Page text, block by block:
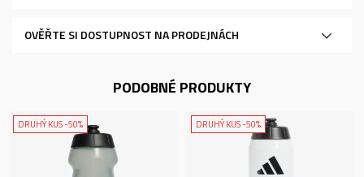
OVĚŘTE SI DOSTUPNOST NA PRODEJNÁCH
PODOBNÉ PRODUKTY
DRUHÝ KUS -50% DRUHÝ KUS -50%